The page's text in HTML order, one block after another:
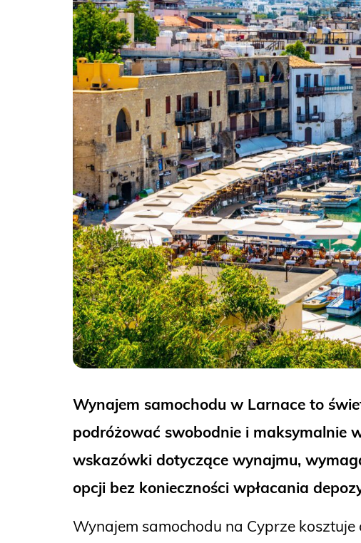
Wynajem samochodu w Larnace to
podróżować swobodnie i maksymalnie
wskazówki dotyczące wynajmu,
opcji bez konieczności wpłacania
Wynajem samochodu na Cyprze